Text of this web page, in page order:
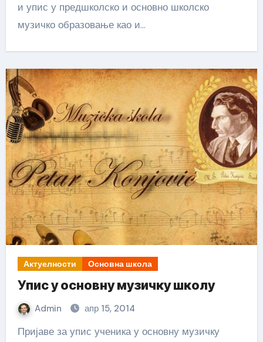
и упис у предшколско и основно школско
музичко образовање као и…
Актуелности Основна школа
Упис у основну музичку школу
Admin апр 15, 2014
Пријаве за упис ученика у основну музичку